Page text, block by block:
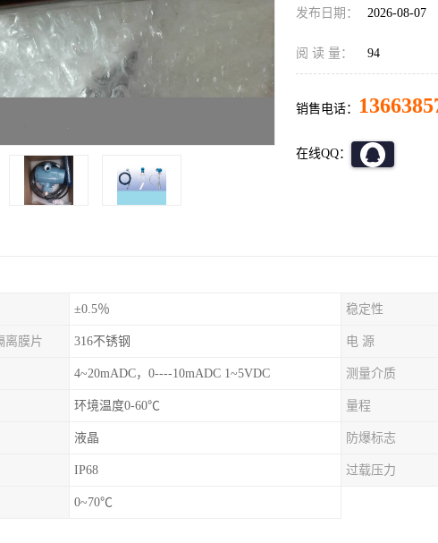
发布日期： 2026-08-07
阅 读 量： 94
销售电话：
在线QQ：
±0.5％ 稳定性
离膜片 316不锈钢 电 源
4~20mADC，0----10mADC 1~5VDC 测量介质
环境温度0-60℃ 量程
液晶 防爆标志
IP68 过载压力
0~70℃